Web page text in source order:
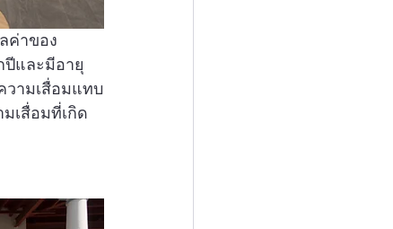
ค่าของ
ปีและมีอายุ
ามเสื่อมแทบ
เสื่อมที่เกิด